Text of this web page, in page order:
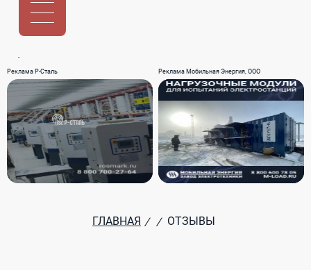
Реклама Р-Сталь Реклама Мобильная Энергия, ООО
ГЛАВНАЯ / / ОТЗЫВЫ